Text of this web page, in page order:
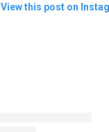
View this post on